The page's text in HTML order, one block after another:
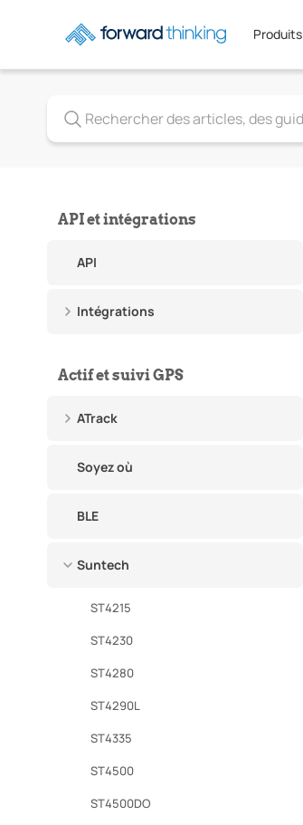
Produits
API et intégrations
API
Intégrations
Actif et suivi GPS
ATrack
Soyez où
BLE
Suntech
ST4215
ST4230
ST4280
ST4290L
ST4335
ST4500
ST4500DO